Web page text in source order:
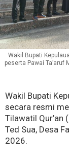
Wakil Bupati
peserta Pawai Ta’aruf
Wakil Bupati
secara resmi
Tilawatil Qur’an
Ted Sua, Desa
2026.